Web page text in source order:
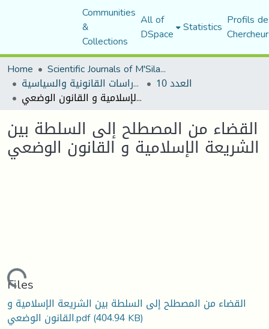
Communities
&
Collections
All of
DSpace Statistics Profils
Home
Scientific Journals of M'Sila University
مجلة الأستاذ الباحث للدراسات القانونية والسياسية العدد 10
القضاء من المصطلح إلى السلطة بين الشريعة الإسلامية و القانون الوضعي
القضاء من المصطلح إلى السلطة بين
الشريعة الإسلامية و القانون الوضعي
Loading...
Files
القضاء من المصطلح إلى السلطة بين الشريعة الإسلامية و
القانون الوضعي.pdf(404.94 KB)